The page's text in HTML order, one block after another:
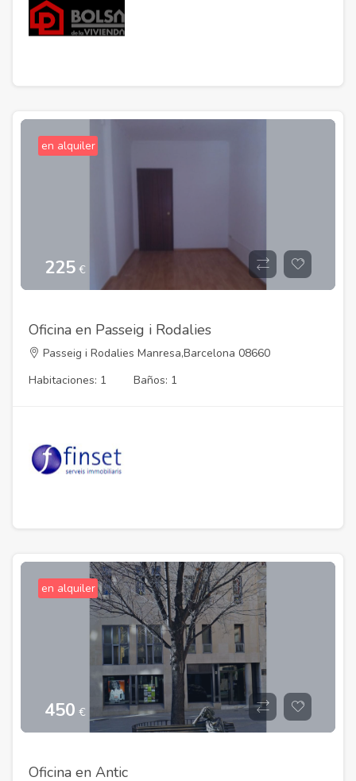
en alquiler
225 €
Oficina en Passeig i Rodalies
Passeig i Rodalies Manresa,Barcelona 08660
Habitaciones: 1
Baños: 1
en alquiler
450 €
Oficina en Antic